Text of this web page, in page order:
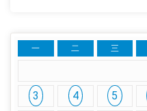
一 二 三
3
4 5